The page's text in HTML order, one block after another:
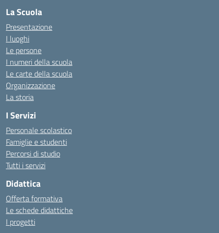
La Scuola
Presentazione
I luoghi
Le persone
I numeri della scuola
Le carte della scuola
Organizzazione
La storia
I Servizi
Personale scolastico
Famiglie e studenti
Percorsi di studio
Tutti i servizi
Didattica
Offerta formativa
Le schede didattiche
I progetti